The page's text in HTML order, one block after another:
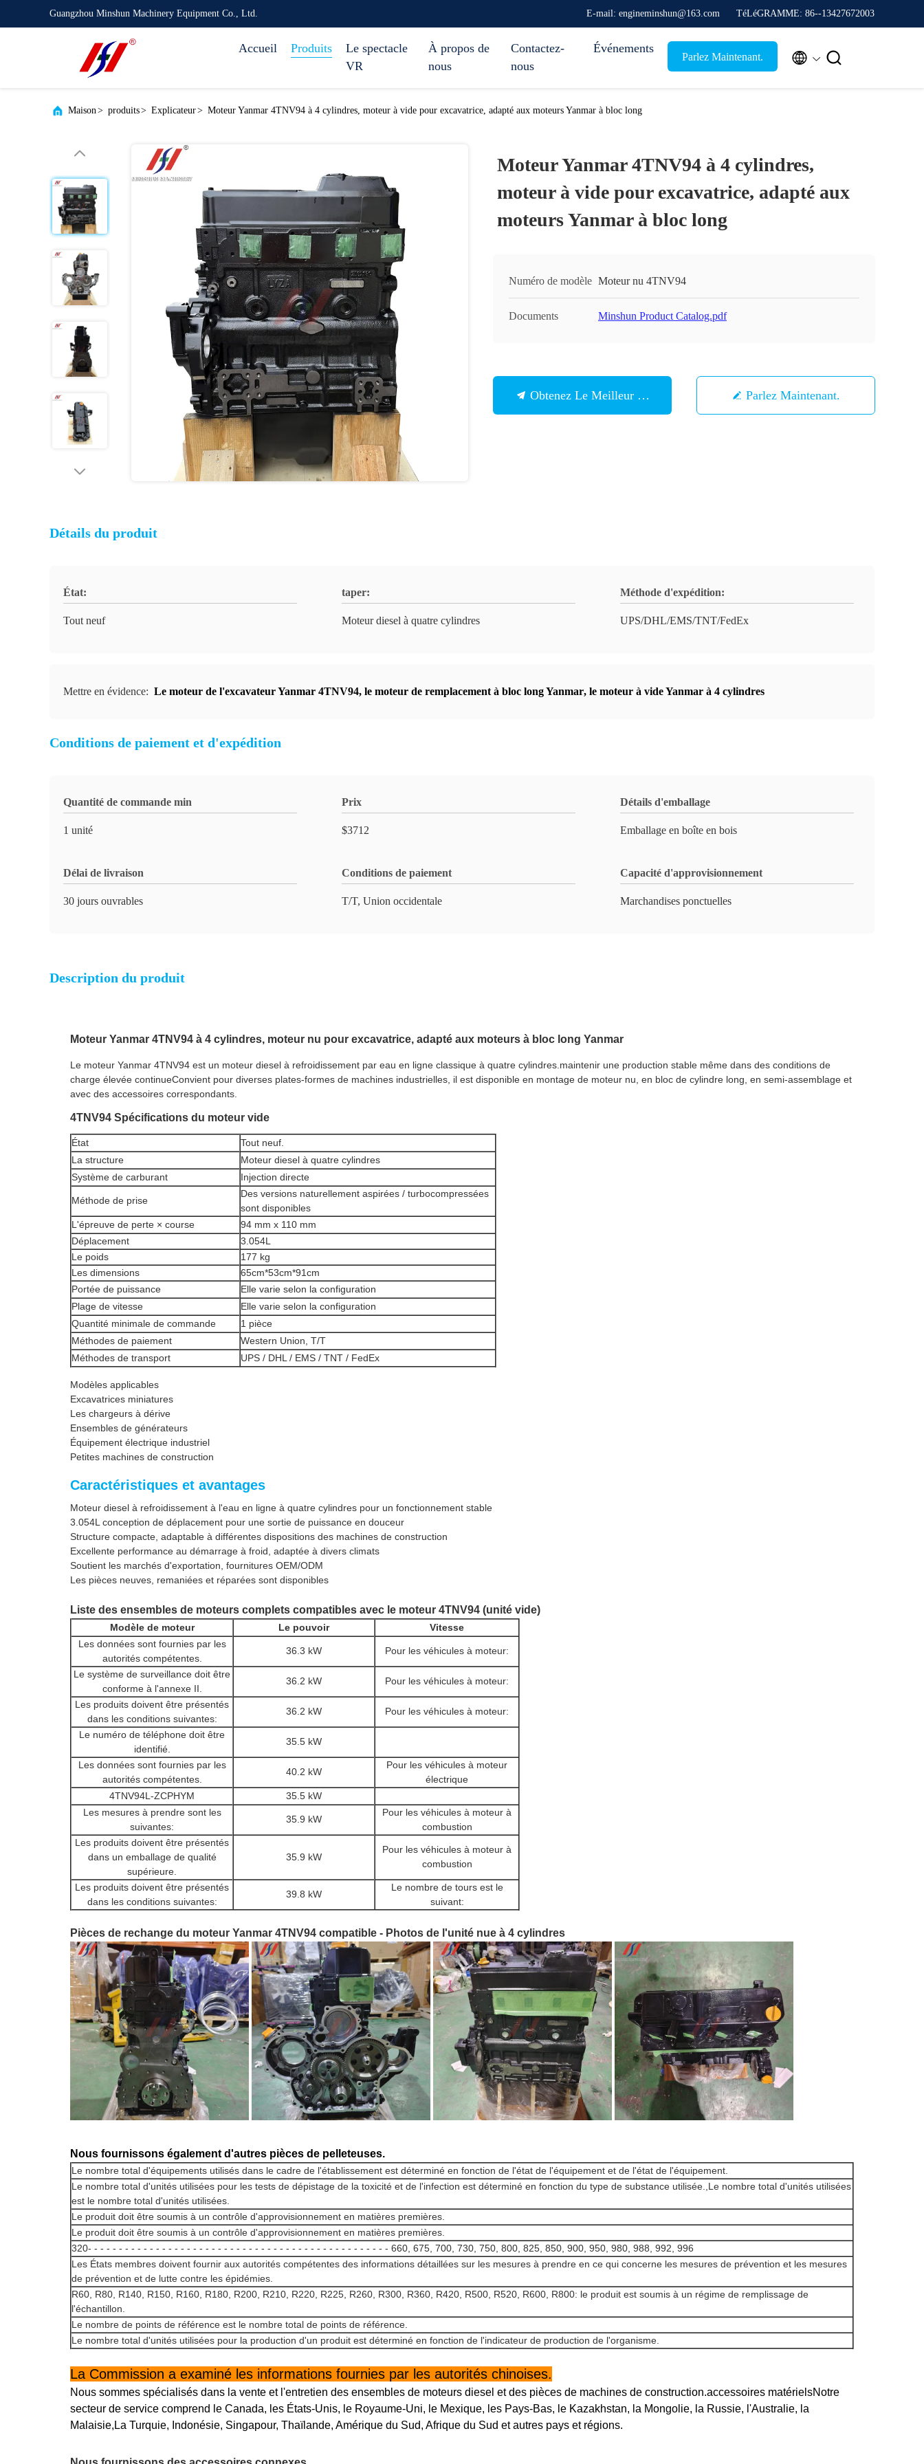
Guangzhou Minshun Machinery Equipment Co., Ltd. E-mail: engineminshun@163.com TéLéGRAMME: 86--13427672003
Accueil Produits
Le spectacle
VR
À propos de
nous
Contactez-
nous
Événements
Parlez Maintenant.  
Maison> produits> Explicateur> Moteur Yanmar 4TNV94 à 4 cylindres, moteur à vide pour excavatrice, adapté aux moteurs Yanmar à bloc long
Moteur Yanmar 4TNV94 à 4 cylindres,
moteur à vide pour excavatrice, adapté aux
moteurs Yanmar à bloc long
Numéro de modèle Moteur nu 4TNV94
Documents Minshun Product Catalog.pdf
Obtenez Le Meilleur Prix Parlez Maintenant.
Détails du produit
État:
Tout neuf
taper:
Moteur diesel à quatre cylindres
Méthode d'expédition:
UPS/DHL/EMS/TNT/FedEx
Mettre en évidence: Le moteur de l'excavateur Yanmar 4TNV94, le moteur de remplacement à bloc long Yanmar, le moteur à vide Yanmar à 4 cylindres
Conditions de paiement et d'expédition
Quantité de commande min
1 unité
Prix
$3712
Détails d'emballage
Emballage en boîte en bois
Délai de livraison
30 jours ouvrables
Conditions de paiement
T/T, Union occidentale
Capacité d'approvisionnement
Marchandises ponctuelles
Description du produit
Moteur Yanmar 4TNV94 à 4 cylindres, moteur nu pour excavatrice, adapté aux moteurs à bloc long Yanmar
Le moteur Yanmar 4TNV94 est un moteur diesel à refroidissement par eau en ligne classique à quatre cylindres.maintenir une production stable même dans des conditions de
charge élevée continueConvient pour diverses plates-formes de machines industrielles, il est disponible en montage de moteur nu, en bloc de cylindre long, en semi-assemblage et
avec des accessoires correspondants.
4TNV94 Spécifications du moteur vide
État
Tout neuf.
La structure
Moteur diesel à quatre cylindres
Système de carburant
Injection directe
Méthode de prise
Des versions naturellement aspirées / turbocompressées
sont disponibles
L'épreuve de perte × course
94 mm x 110 mm
Déplacement
3.054L
Le poids
177 kg
Les dimensions
65cm*53cm*91cm
Portée de puissance
Elle varie selon la configuration
Plage de vitesse
Elle varie selon la configuration
Quantité minimale de commande
1 pièce
Méthodes de paiement
Western Union, T/T
Méthodes de transport
UPS / DHL / EMS / TNT / FedEx
Modèles applicables
Excavatrices miniatures
Les chargeurs à dérive
Ensembles de générateurs
Équipement électrique industriel
Petites machines de construction
Caractéristiques et avantages
Moteur diesel à refroidissement à l'eau en ligne à quatre cylindres pour un fonctionnement stable
3.054L conception de déplacement pour une sortie de puissance en douceur
Structure compacte, adaptable à différentes dispositions des machines de construction
Excellente performance au démarrage à froid, adaptée à divers climats
Soutient les marchés d'exportation, fournitures OEM/ODM
Les pièces neuves, remaniées et réparées sont disponibles
Liste des ensembles de moteurs complets compatibles avec le moteur 4TNV94 (unité vide)
Modèle de moteur Le pouvoir
Vitesse
Les données sont fournies par les
autorités compétentes.
36.3 kW Pour les véhicules à moteur:
Le système de surveillance doit être
conforme à l'annexe II.
36.2 kW Pour les véhicules à moteur:
Les produits doivent être présentés
dans les conditions suivantes:
36.2 kW Pour les véhicules à moteur:
Le numéro de téléphone doit être
identifié.
35.5 kW
Les données sont fournies par les
autorités compétentes.
40.2 kW
Pour les véhicules à moteur
électrique
4TNV94L-ZCPHYM
35.5 kW
Les mesures à prendre sont les
suivantes:
35.9 kW
Pour les véhicules à moteur à
combustion
Les produits doivent être présentés
dans un emballage de qualité
supérieure.
35.9 kW
Pour les véhicules à moteur à
combustion
Les produits doivent être présentés
dans les conditions suivantes:
39.8 kW
Le nombre de tours est le
suivant:
Pièces de rechange du moteur Yanmar 4TNV94 compatible - Photos de l'unité nue à 4 cylindres
Nous fournissons également d'autres pièces de pelleteuses.
Le nombre total d'équipements utilisés dans le cadre de l'établissement est déterminé en fonction de l'état de l'équipement et de l'état de l'équipement.
Le nombre total d'unités utilisées pour les tests de dépistage de la toxicité et de l'infection est déterminé en fonction du type de substance utilisée.,Le nombre total d'unités utilisées
est le nombre total d'unités utilisées.
Le produit doit être soumis à un contrôle d'approvisionnement en matières premières.
Le produit doit être soumis à un contrôle d'approvisionnement en matières premières.
320- - - - - - - - - - - - - - - - - - - - - - - - - - - - - - - - - - - - - - - - - - - - - - - - - 660, 675, 700, 730, 750, 800, 825, 850, 900, 950, 980, 988, 992, 996
Les États membres doivent fournir aux autorités compétentes des informations détaillées sur les mesures à prendre en ce qui concerne les mesures de prévention et les mesures
de prévention et de lutte contre les épidémies.
R60, R80, R140, R150, R160, R180, R200, R210, R220, R225, R260, R300, R360, R420, R500, R520, R600, R800: le produit est soumis à un régime de remplissage de
l'échantillon.
Le nombre de points de référence est le nombre total de points de référence.
Le nombre total d'unités utilisées pour la production d'un produit est déterminé en fonction de l'indicateur de production de l'organisme.
La Commission a examiné les informations fournies par les autorités chinoises.
Nous sommes spécialisés dans la vente et l'entretien des ensembles de moteurs diesel et des pièces de machines de construction.accessoires matérielsNotre
secteur de service comprend le Canada, les États-Unis, le Royaume-Uni, le Mexique, les Pays-Bas, le Kazakhstan, la Mongolie, la Russie, l'Australie, la
Malaisie,La Turquie, Indonésie, Singapour, Thaïlande, Amérique du Sud, Afrique du Sud et autres pays et régions.